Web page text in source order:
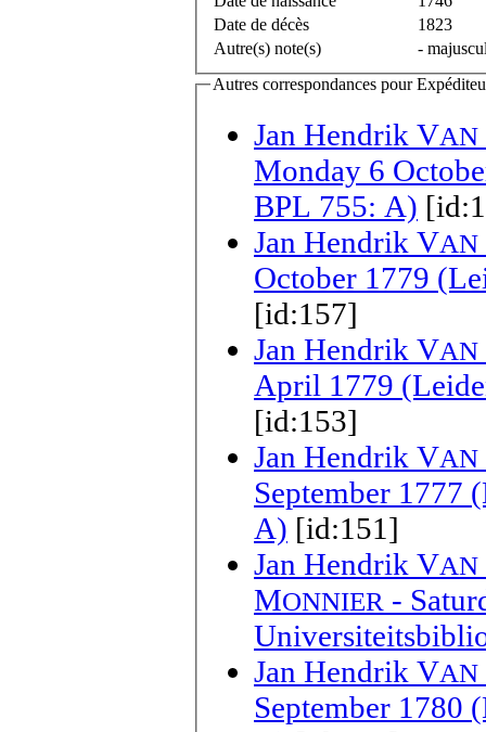
Date de décès
1823
Autre(s) note(s)
-
Autres correspondances pour
Jan Hendrik VAN
Monday 6
BPL 755: A)
Jan Hendrik VAN
October 1779
[id:157]
Jan Hendrik VAN
April 1779
[id:153]
Jan Hendrik VAN
September 1777
A) [id:151]
Jan Hendrik VAN
MONNIER -
Jan Hendrik VAN
September 1780